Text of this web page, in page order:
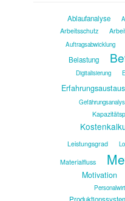
Ablaufanalyse
Arbeitsschutz
Auftragsabwicklung
Belastung
Digitalisierung
Leistungsgrad
Materialfluss
Motivation